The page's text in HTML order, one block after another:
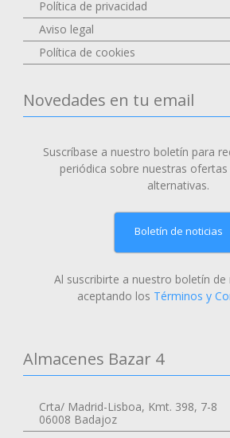
Política de privacidad
Aviso legal
Política de cookies
Novedades en tu email
Suscríbase a nuestro boletín para
periódica sobre nuestras
alternativas.
Boletín de noticias
Al suscribirte a nuestro boletín de
aceptando los Términos y
Almacenes Bazar 4
Crta/ Madrid-Lisboa, Kmt. 398, 7-8
06008 Badajoz